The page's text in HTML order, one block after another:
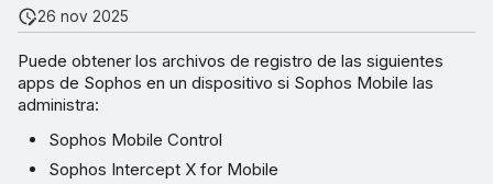
Português
26 nov 2025
Puede obtener los archivos de registro de las siguientes
apps de Sophos en un dispositivo si Sophos Mobile las
administra:
Sophos Mobile Control
Sophos Intercept X for Mobile